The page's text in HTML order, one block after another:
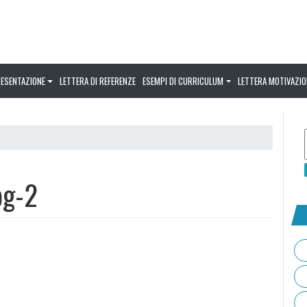
LETTERA DI REFERENZE ESEMPI DI CURRICULUM LETTERA
2